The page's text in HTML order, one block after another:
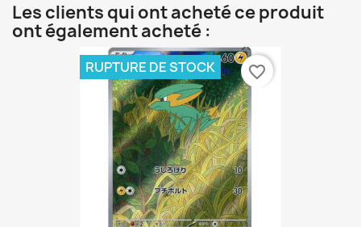
Les clients qui ont acheté ce produit
ont également acheté :
RUPTURE DE STOCK favorite_border